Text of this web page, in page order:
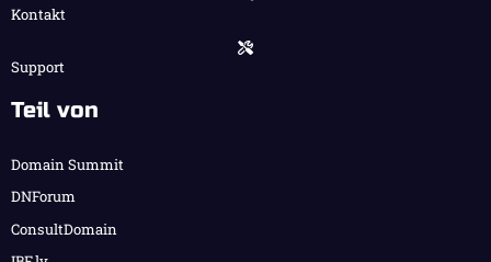
Kontakt
Support
Teil von
Domain Summit
DNForum
ConsultDomain